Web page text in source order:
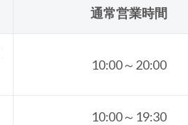
通常営業時間
10:00～20:00
10:00～19:30